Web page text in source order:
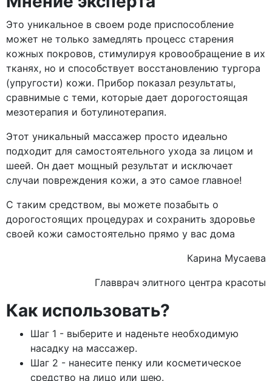
Это уникальное в своем роде приспособление
может не только замедлять процесс старения
кожных покровов, стимулируя кровообращение в их
тканях, но и способствует восстановлению тургора
(упругости) кожи. Прибор показал результаты,
сравнимые с теми, которые дает дорогостоящая
мезотерапия и ботулинотерапия.
Этот уникальный массажер просто идеально
подходит для самостоятельного ухода за лицом и
шеей. Он дает мощный результат и исключает
случаи повреждения кожи, а это самое главное!
С таким средством, вы можете позабыть о
дорогостоящих процедурах и сохранить здоровье
своей кожи самостоятельно прямо у вас дома
Карина Мусаева
Главврач элитного центра красоты
Как использовать?
Шаг 1 - выберите и наденьте необходимую
насадку на массажер.
Шаг 2 - нанесите пенку или косметическое
средство на лицо или шею.